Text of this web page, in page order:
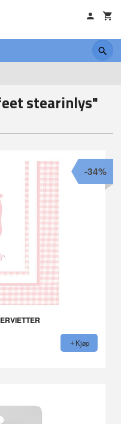
stearinlys"
-34%
Kjøp